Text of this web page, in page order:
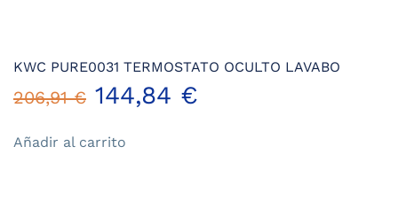
KWC PURE0031 TERMOSTATO OCULTO LAVABO
206,91€ El
precio
144,84 €
Añadir al carrito